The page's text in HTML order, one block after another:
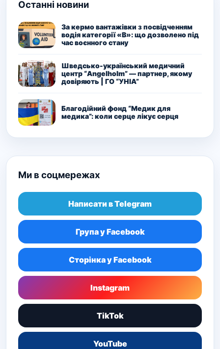
Останні новини
За кермо вантажівки з посвідченням
водія категорії «В»: що дозволено під
час воєнного стану
Шведсько-український медичний
центр “Angelholm” — партнер, якому
довіряють | ГО “УНІА”
Благодійний фонд “Медик для
медика”: коли серце лікує серця
Ми в соцмережах
Написати в Telegram
Група у Facebook
Сторінка у Facebook
Instagram
TikTok
YouTube